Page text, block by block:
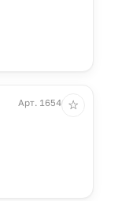
Арт. 16546.59
☆